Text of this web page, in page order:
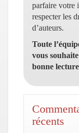
parfaire votre
respecter les
d’auteurs.
Toute
vous
bonne
récents